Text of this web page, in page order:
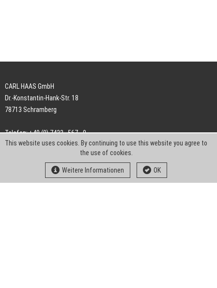
CARL HAAS GmbH
Dr.-Konstantin-Hank-Str. 18
78713 Schramberg
Telefon: +49 (0) 7422 . 567 - 0
Telefax: +49 (0) 7422 . 567 - 239
info-ch@kern-liebers.com
This website uses cookies. By continuing to use this website you agree to
the use of cookies.
Weitere Informationen OK